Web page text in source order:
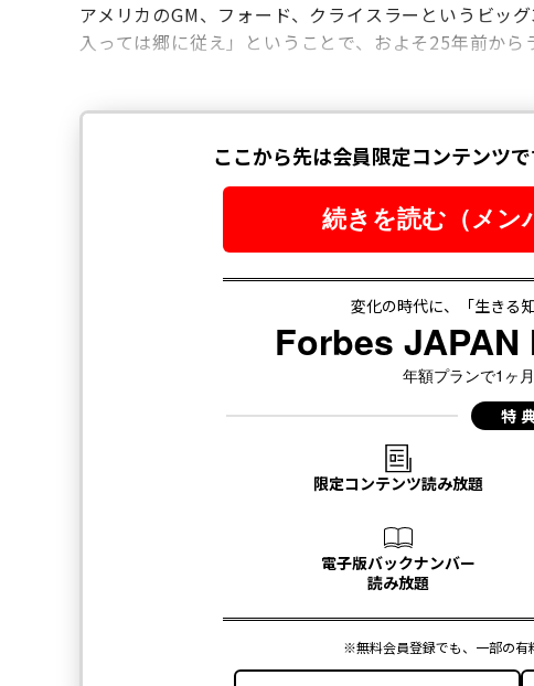
アメリカのGM、フォード、クライスラーというビッ
入っては郷に従え」ということで、およそ25年前から